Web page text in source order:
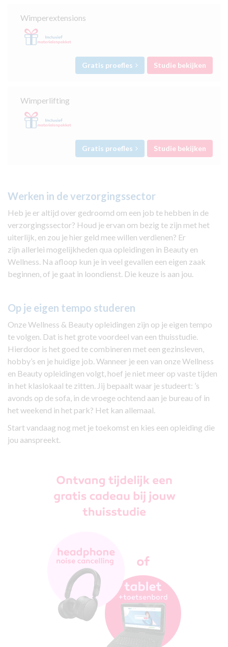
Wimperextensions
Gratis proefles Studie bekijken
Wimperlifting
Gratis proefles Studie bekijken
Werken in de verzorgingssector
Heb je er altijd over gedroomd om een job te hebben in de
verzorgingssector? Houd je ervan om bezig te zijn met het
uiterlijk, en zou je hier geld mee willen verdienen? Er
zijn allerlei mogelijkheden qua opleidingen in Beauty en
Wellness. Na afloop kun je in veel gevallen een eigen zaak
beginnen, of je gaat in loondienst. Die keuze is aan jou.
Op je eigen tempo studeren
Onze Wellness & Beauty opleidingen zijn op je eigen tempo
te volgen. Dat is het grote voordeel van een thuisstudie.
Hierdoor is het goed te combineren met een gezinsleven,
hobby’s en je huidige job. Wanneer je een van onze Wellness
en Beauty opleidingen volgt, hoef je niet meer op vaste tijden
in het klaslokaal te zitten. Jij bepaalt waar je studeert: ’s
avonds op de sofa, in de vroege ochtend aan je bureau of in
het weekend in het park? Het kan allemaal.
Start vandaag nog met je toekomst en kies een opleiding die
jou aanspreekt.